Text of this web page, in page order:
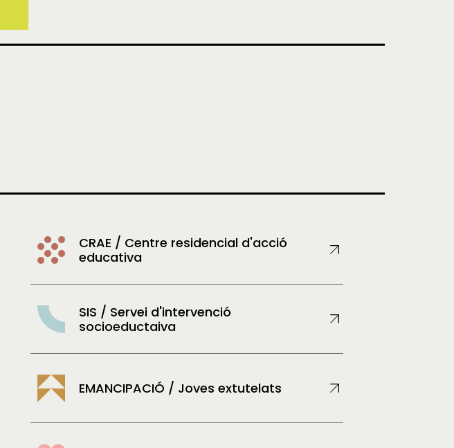
CRAE / Centre residencial d'acció
educativa
SIS / Servei d'intervenció
socioeductaiva
EMANCIPACIÓ / Joves extutelats